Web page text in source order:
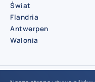
Świat
Flandria
Antwerpen
Walonia
© Aktualnosci.be